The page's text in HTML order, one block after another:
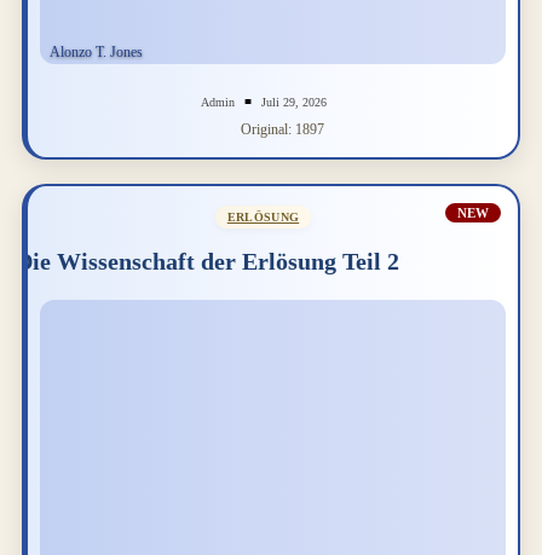
Admin Juli 29, 2026
Original: 1897
NEW
ERLÖSUNG
Die Wissenschaft der Erlösung Teil 2